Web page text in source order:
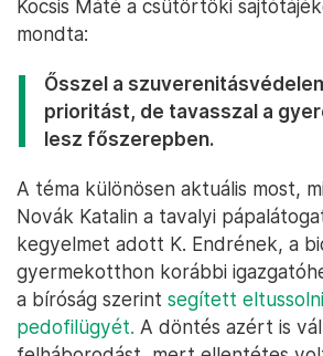
Kocsis Máté a csütörtöki
mondta:
Ősszel a
prioritást, de tavasszal a
lesz főszerepben.
A téma különösen aktuális most,
Novák Katalin a tavalyi
kegyelmet adott K. Endrének, a
gyermekotthon korábbi
a bíróság szerint segített
pedofilügyét. A döntés azért is